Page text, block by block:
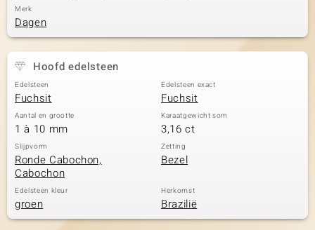
Merk
Dagen
Hoofd edelsteen
Edelsteen
Fuchsit
Edelsteen exact
Fuchsit
Aantal en grootte
1 à 10 mm
Karaatgewicht som
3,16 ct
Slijpvorm
Ronde Cabochon,
Cabochon
Zetting
Bezel
Edelsteen kleur
groen
Herkomst
Brazilië